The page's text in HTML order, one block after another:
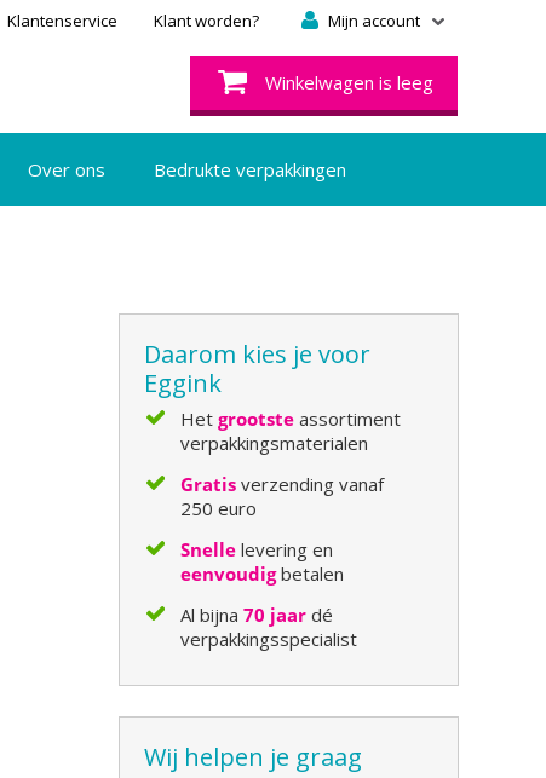
Mijn account
Klantenservice Klant worden?
Winkelwagen is leeg
Over ons Bedrukte verpakkingen
Daarom kies je voor
Eggink
Hetgrootste assortiment
verpakkingsmaterialen
Gratis verzending vanaf
250 euro
Snelle levering en
eenvoudigbetalen
Al bijna70 jaar dé
verpakkingsspecialist
Wij helpen je graag